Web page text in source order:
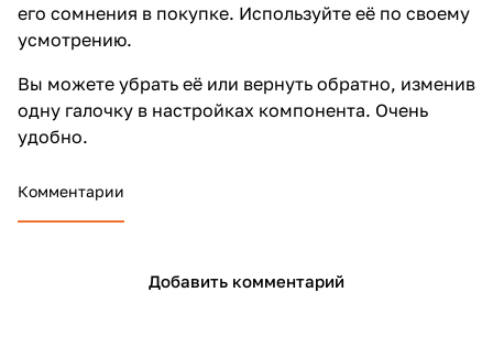
его сомнения в покупке. Используйте её по своему
усмотрению.
Вы можете убрать её или вернуть обратно, изменив
одну галочку в настройках компонента. Очень
удобно.
Комментарии
Добавить комментарий